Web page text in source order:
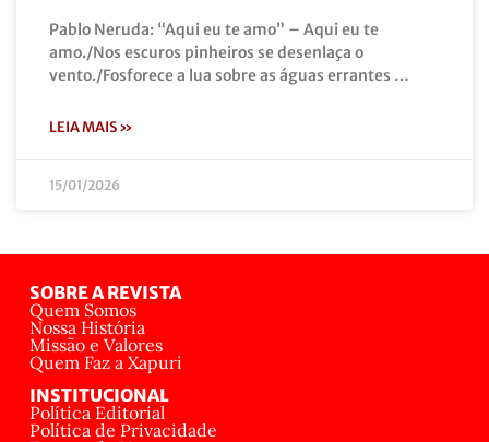
Pablo Neruda: “Aqui eu te amo” – Aqui eu te
amo./Nos escuros pinheiros se desenlaça o
vento./Fosforece a lua sobre as águas errantes …
LEIA MAIS »
15/01/2026
SOBRE A REVISTA
Quem Somos
Nossa História
Missão e Valores
Quem Faz a Xapuri
INSTITUCIONAL
Política Editorial
Política de Privacidade